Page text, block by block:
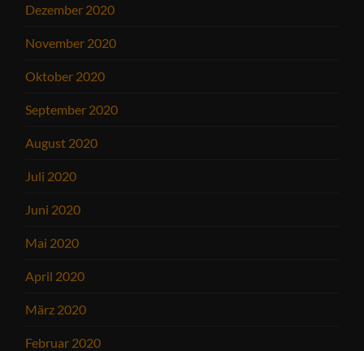
Dezember 2020
November 2020
Oktober 2020
September 2020
August 2020
Juli 2020
Juni 2020
Mai 2020
April 2020
März 2020
Februar 2020